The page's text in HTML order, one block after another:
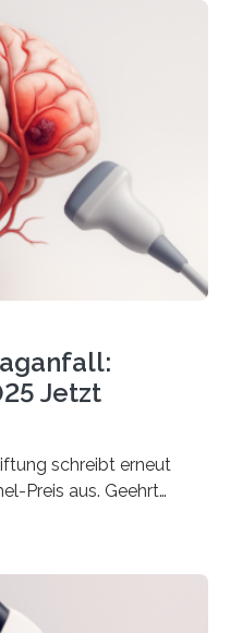
freigegeben – unter
Industrielle
Zentrales
(ZIM) und
Auf dem
am 5. Juni 2025 in
für
Nachricht:
in
Jetzt
schreibt erneut
Preis aus. Geehrt
Publikation zum Thema
fördert die
Behandlung der